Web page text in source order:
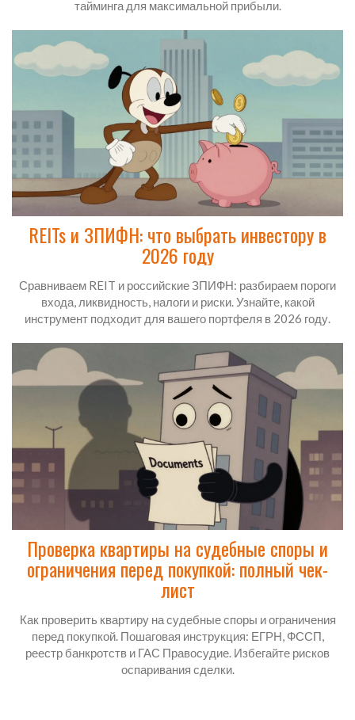
тайминга для максимальной прибыли.
REITs и ЗПИФН: что выбрать инвестору в
2026 году
Сравниваем REIT и российские ЗПИФН: разбираем пороги
входа, ликвидность, налоги и риски. Узнайте, какой
инструмент подходит для вашего портфеля в 2026 году.
Проверка квартиры на судебные споры и
ограничения перед покупкой: полный чек-
лист
Как проверить квартиру на судебные споры и ограничения
перед покупкой. Пошаговая инструкция: ЕГРН, ФССП,
реестр банкротств и ГАС Правосудие. Избегайте рисков
оспаривания сделки.